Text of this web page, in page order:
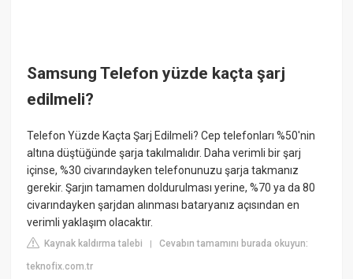
Samsung Telefon yüzde kaçta şarj
edilmeli?
Telefon Yüzde Kaçta Şarj Edilmeli? Cep telefonları %50'nin
altına düştüğünde şarja takılmalıdır. Daha verimli bir şarj
içinse, %30 civarındayken telefonunuzu şarja takmanız
gerekir. Şarjın tamamen doldurulması yerine, %70 ya da 80
civarındayken şarjdan alınması bataryanız açısından en
verimli yaklaşım olacaktır.
Kaynak kaldırma talebi |Cevabın tamamını burada okuyun:
teknofix.com.tr